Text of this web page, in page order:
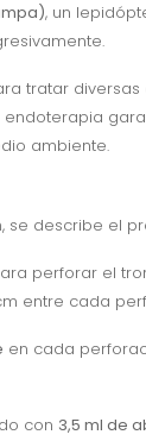
, un
tratar
ambiente.
se describe el
perforar el
entre cada
en cada
con 3,5 ml de